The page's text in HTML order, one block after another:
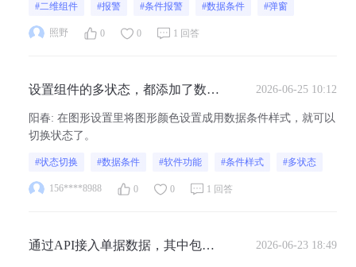
参考此问答-问一下如何可以实现，自动弹出窗口的功能，比如
发生火灾，然后我们识别出来，发信息给3D，让他弹出告警信
#二维组件 #报警 #条件报警 #数据条件 #弹窗
照野 0 0 1 回答
设置组件的多状态，都添加了数据
数据条件的状态，只会停在刚选择
2026-06-25 10:12
阳春: 在图形设置里将图形颜色设置成用数据条件样式，就可以
切换状态了。
#状态切换 #数据条件 #软件功能 #条件样式 #多状态
156****8988 0 0 1 回答
通过API接入单据数据，其中包括
2026-06-23 18:49